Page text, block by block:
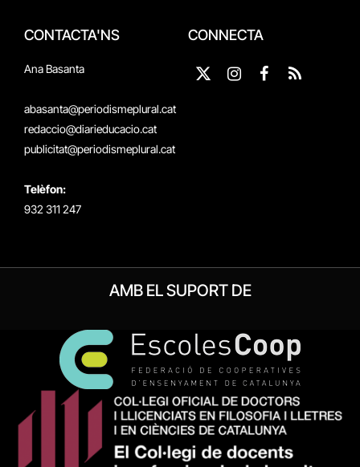
CONTACTA'NS
Ana Basanta
abasanta@periodismeplural.cat
redaccio@diarieducacio.cat
publicitat@periodismeplural.cat
Telèfon:
932 311 247
CONNECTA
X
InstagramFacebook
RSS
AMB EL SUPORT DE